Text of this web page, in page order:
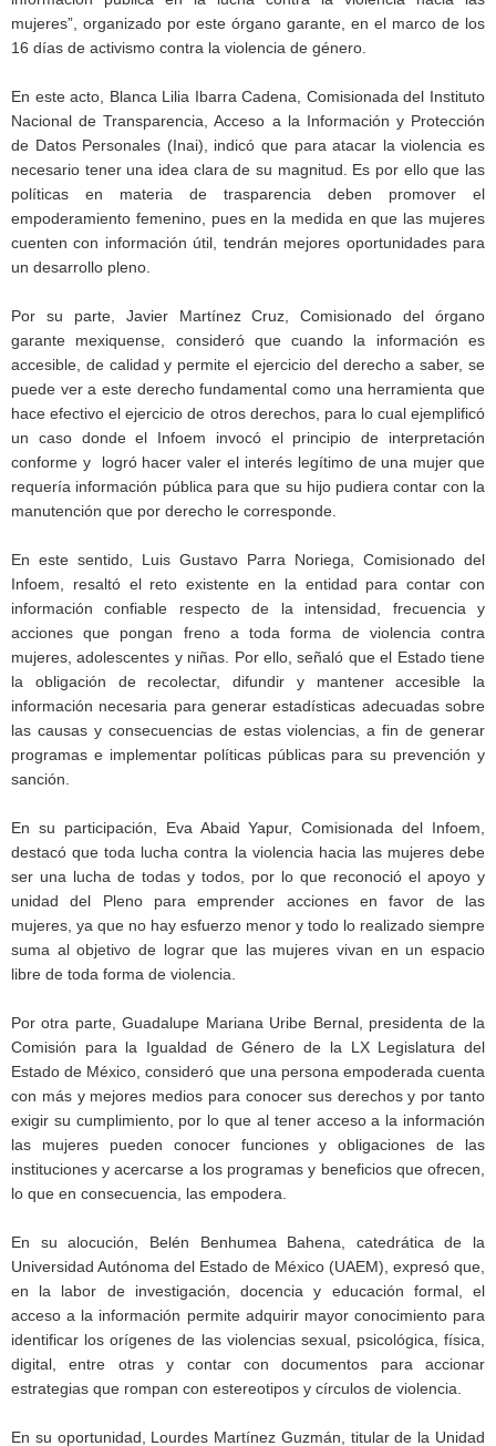
mujeres”, organizado por este órgano garante, en el marco de los
16 días de activismo contra la violencia de género.
En este acto, Blanca Lilia Ibarra Cadena, Comisionada del Instituto
Nacional de Transparencia, Acceso a la Información y Protección
de Datos Personales (Inai), indicó que para atacar la violencia es
necesario tener una idea clara de su magnitud. Es por ello que las
políticas en materia de trasparencia deben promover el
empoderamiento femenino, pues en la medida en que las mujeres
cuenten con información útil, tendrán mejores oportunidades para
un desarrollo pleno.
Por su parte, Javier Martínez Cruz, Comisionado del órgano
garante mexiquense, consideró que cuando la información es
accesible, de calidad y permite el ejercicio del derecho a saber, se
puede ver a este derecho fundamental como una herramienta que
hace efectivo el ejercicio de otros derechos, para lo cual ejemplificó
un caso donde el Infoem invocó el principio de interpretación
conforme y logró hacer valer el interés legítimo de una mujer que
requería información pública para que su hijo pudiera contar con la
manutención que por derecho le corresponde.
En este sentido, Luis Gustavo Parra Noriega, Comisionado del
Infoem, resaltó el reto existente en la entidad para contar con
información confiable respecto de la intensidad, frecuencia y
acciones que pongan freno a toda forma de violencia contra
mujeres, adolescentes y niñas. Por ello, señaló que el Estado tiene
la obligación de recolectar, difundir y mantener accesible la
información necesaria para generar estadísticas adecuadas sobre
las causas y consecuencias de estas violencias, a fin de generar
programas e implementar políticas públicas para su prevención y
sanción.
En su participación, Eva Abaid Yapur, Comisionada del Infoem,
destacó que toda lucha contra la violencia hacia las mujeres debe
ser una lucha de todas y todos, por lo que reconoció el apoyo y
unidad del Pleno para emprender acciones en favor de las
mujeres, ya que no hay esfuerzo menor y todo lo realizado siempre
suma al objetivo de lograr que las mujeres vivan en un espacio
libre de toda forma de violencia.
Por otra parte, Guadalupe Mariana Uribe Bernal, presidenta de la
Comisión para la Igualdad de Género de la LX Legislatura del
Estado de México, consideró que una persona empoderada cuenta
con más y mejores medios para conocer sus derechos y por tanto
exigir su cumplimiento, por lo que al tener acceso a la información
las mujeres pueden conocer funciones y obligaciones de las
instituciones y acercarse a los programas y beneficios que ofrecen,
lo que en consecuencia, las empodera.
En su alocución, Belén Benhumea Bahena, catedrática de la
Universidad Autónoma del Estado de México (UAEM), expresó que,
en la labor de investigación, docencia y educación formal, el
acceso a la información permite adquirir mayor conocimiento para
identificar los orígenes de las violencias sexual, psicológica, física,
digital, entre otras y contar con documentos para accionar
estrategias que rompan con estereotipos y círculos de violencia.
En su oportunidad, Lourdes Martínez Guzmán, titular de la Unidad